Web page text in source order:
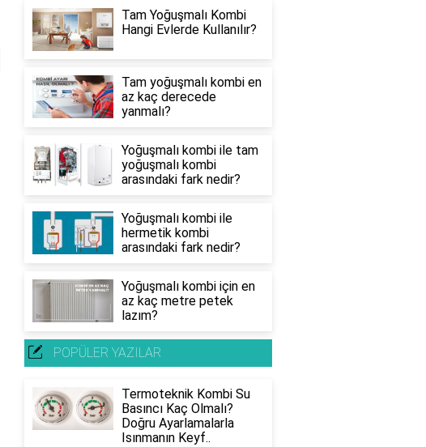
Tam Yoğuşmalı Kombi
Hangi Evlerde Kullanılır?
Tam yoğuşmalı kombi en
az kaç derecede
yanmalı?
Yoğuşmalı kombi ile tam
yoğuşmalı kombi
arasındaki fark nedir?
Yoğuşmalı kombi ile
hermetik kombi
arasındaki fark nedir?
Yoğuşmalı kombi için en
az kaç metre petek
lazım?
POPÜLER YAZILAR
Termoteknik Kombi Su
Basıncı Kaç Olmalı?
Doğru Ayarlamalarla
Isınmanın Keyf..